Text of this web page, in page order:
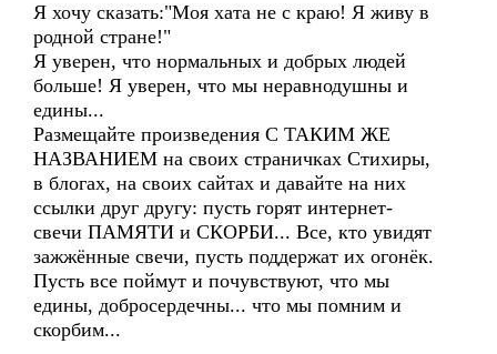
Я хочу сказать:"Моя хата не с краю! Я живу в
родной стране!"
Я уверен, что нормальных и добрых людей
больше! Я уверен, что мы неравнодушны и
едины...
Размещайте произведения С ТАКИМ ЖЕ
НАЗВАНИЕМ на своих страничках Стихиры,
в блогах, на своих сайтах и давайте на них
ссылки друг другу: пусть горят интернет-
свечи ПАМЯТИ и СКОРБИ... Все, кто увидят
зажжённые свечи, пусть поддержат их огонёк.
Пусть все поймут и почувствуют, что мы
едины, добросердечны... что мы помним и
скорбим...